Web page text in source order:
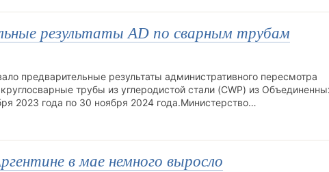
результаты AD по сварным трубам
предварительные результаты административного пересмотра
трубы из углеродистой стали (CWP) из
2023 года по 30 ноября 2024 года.Министерство…
в мае немного выросло